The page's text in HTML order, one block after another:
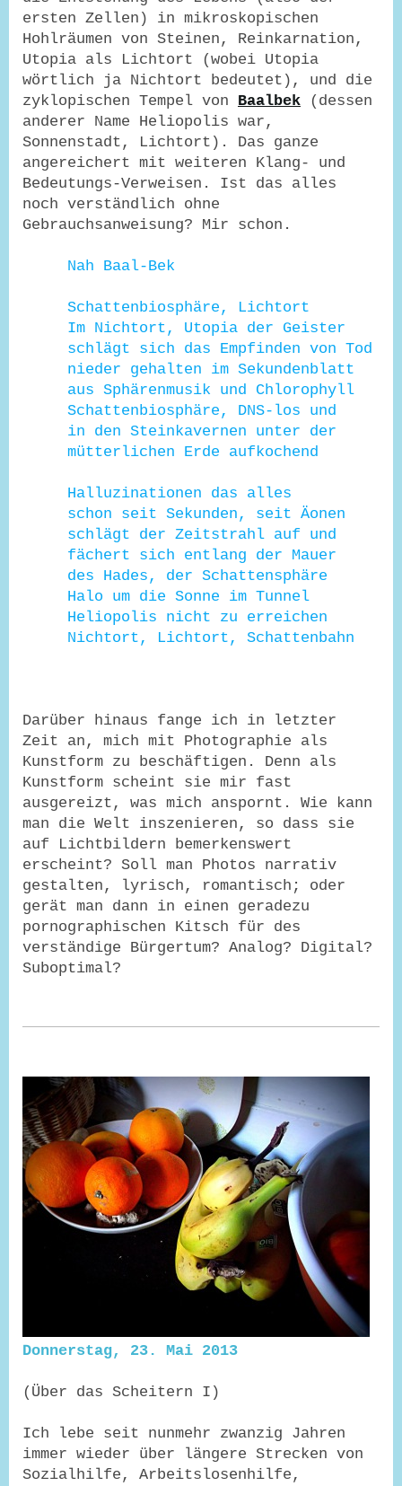
ersten Zellen) in mikroskopischen
Hohlräumen von Steinen, Reinkarnation,
Utopia als Lichtort (wobei Utopia
wörtlich ja Nichtort bedeutet), und die
zyklopischen Tempel von Baalbek (dessen
anderer Name Heliopolis war,
Sonnenstadt, Lichtort). Das ganze
angereichert mit weiteren Klang- und
Bedeutungs-Verweisen. Ist das alles
noch verständlich ohne
Gebrauchsanweisung? Mir schon.
Nah Baal-Bek
Schattenbiosphäre, Lichtort
Im Nichtort, Utopia der Geister
schlägt sich das Empfinden von Tod
nieder gehalten im Sekundenblatt
aus Sphärenmusik und Chlorophyll
Schattenbiosphäre, DNS-los und
in den Steinkavernen unter der
mütterlichen Erde aufkochend
Halluzinationen das alles
schon seit Sekunden, seit Äonen
schlägt der Zeitstrahl auf und
fächert sich entlang der Mauer
des Hades, der Schattensphäre
Halo um die Sonne im Tunnel
Heliopolis nicht zu erreichen
Nichtort, Lichtort, Schattenbahn
Darüber hinaus fange ich in letzter
Zeit an, mich mit Photographie als
Kunstform zu beschäftigen. Denn als
Kunstform scheint sie mir fast
ausgereizt, was mich anspornt. Wie kann
man die Welt inszenieren, so dass sie
auf Lichtbildern bemerkenswert
erscheint? Soll man Photos narrativ
gestalten, lyrisch, romantisch; oder
gerät man dann in einen geradezu
pornographischen Kitsch für des
verständige Bürgertum? Analog? Digital?
Suboptimal?
Donnerstag, 23. Mai 2013
(Über das Scheitern I)
Ich lebe seit nunmehr zwanzig Jahren
immer wieder über längere Strecken von
Sozialhilfe, Arbeitslosenhilfe,